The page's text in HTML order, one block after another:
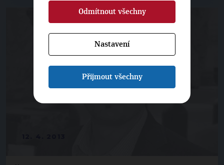
Odmítnout všechny
Nastavení
Přijmout všechny